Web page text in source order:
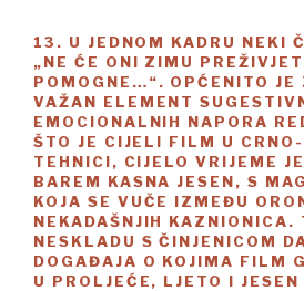
13. U JEDNOM KADRU NEKI
„NE ĆE ONI ZIMU
POMOGNE…“. OPĆENITO JE
VAŽAN ELEMENT
EMOCIONALNIH NAPORA
ŠTO JE CIJELI FILM U
TEHNICI, CIJELO VRIJEME
BAREM KASNA JESEN, S
KOJA SE VUČE IZMEĐU
NEKADAŠNJIH KAZNIONICA.
NESKLADU S ČINJENICOM
DOGAĐAJA O KOJIMA FILM
U PROLJEĆE, LJETO I